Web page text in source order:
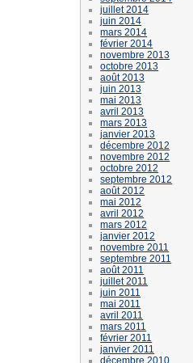
juillet 2014
juin 2014
mars 2014
février 2014
novembre 2013
octobre 2013
août 2013
juin 2013
mai 2013
avril 2013
mars 2013
janvier 2013
décembre 2012
novembre 2012
octobre 2012
septembre 2012
août 2012
mai 2012
avril 2012
mars 2012
janvier 2012
novembre 2011
septembre 2011
août 2011
juillet 2011
juin 2011
mai 2011
avril 2011
mars 2011
février 2011
janvier 2011
décembre 2010